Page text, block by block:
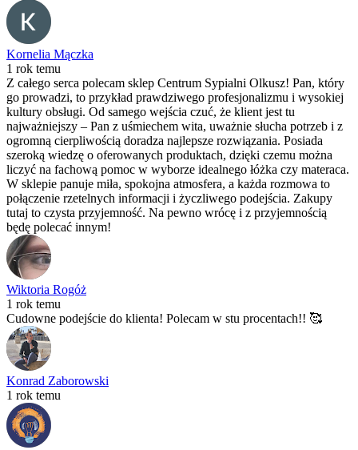
Kornelia Mączka
1 rok temu
Z całego serca polecam sklep Centrum Sypialni Olkusz! Pan, który
go prowadzi, to przykład prawdziwego profesjonalizmu i wysokiej
kultury obsługi. Od samego wejścia czuć, że klient jest tu
najważniejszy – Pan z uśmiechem wita, uważnie słucha potrzeb i z
ogromną cierpliwością doradza najlepsze rozwiązania. Posiada
szeroką wiedzę o oferowanych produktach, dzięki czemu można
liczyć na fachową pomoc w wyborze idealnego łóżka czy materaca.
W sklepie panuje miła, spokojna atmosfera, a każda rozmowa to
połączenie rzetelnych informacji i życzliwego podejścia. Zakupy
tutaj to czysta przyjemność. Na pewno wrócę i z przyjemnością
będę polecać innym!
Wiktoria Rogóż
1 rok temu
Cudowne podejście do klienta! Polecam w stu procentach!! 🥰
Konrad Zaborowski
1 rok temu